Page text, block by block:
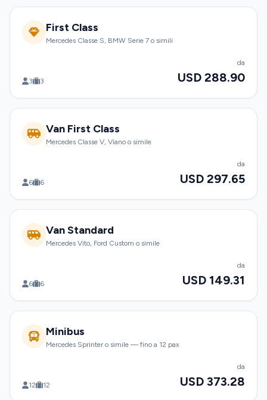
First Class
Mercedes Classe S, BMW Serie 7 o simili
3 3
da
USD 288.90
Van First Class
Mercedes Classe V, Viano o simile
6 6
da
USD 297.65
Van Standard
Mercedes Vito, Ford Custom o simile
6 6
da
USD 149.31
Minibus
Mercedes Sprinter o simile — fino a 12 pax
12 12
da
USD 373.28